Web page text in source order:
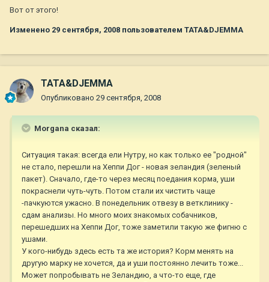
Вот от этого!
Изменено 29 сентября, 2008 пользователем TATA&DJEMMA
TATA&DJEMMA
Опубликовано 29 сентября, 2008
Morgana сказал:
Ситуация такая: всегда ели Нутру, но как только ее "родной"
не стало, перешли на Хеппи Дог - новая зеландия (зеленый
пакет). Сначало, где-то через месяц поедания корма, уши
покраснели чуть-чуть. Потом стали их чистить чаще
-пачкуются ужасно. В понедельник отвезу в ветклинику -
сдам анализы. Но много моих знакомых собачников,
перешедших на Хеппи Дог, тоже заметили такую же фигню с
ушами.
У кого-нибудь здесь есть та же история? Корм менять на
другую марку не хочется, да и уши постоянно лечить тоже...
Может попробывать не Зеландию, а что-то еще, где